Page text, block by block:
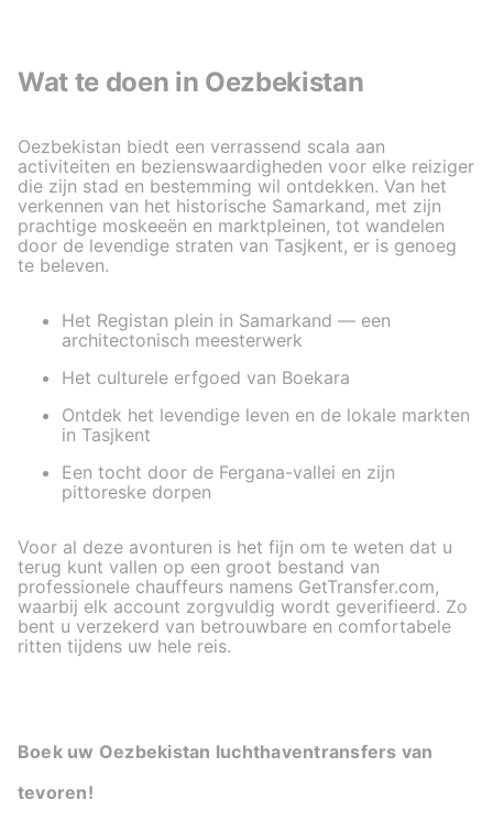
Wat te doen in Oezbekistan
Oezbekistan biedt een verrassend scala aan
activiteiten en bezienswaardigheden voor elke reiziger
die zijn stad en bestemming wil ontdekken. Van het
verkennen van het historische Samarkand, met zijn
prachtige moskeeën en marktpleinen, tot wandelen
door de levendige straten van Tasjkent, er is genoeg
te beleven.
Het Registan plein in Samarkand — een
architectonisch meesterwerk
Het culturele erfgoed van Boekara
Ontdek het levendige leven en de lokale markten
in Tasjkent
Een tocht door de Fergana-vallei en zijn
pittoreske dorpen
Voor al deze avonturen is het fijn om te weten dat u
terug kunt vallen op een groot bestand van
professionele chauffeurs namens GetTransfer.com,
waarbij elk account zorgvuldig wordt geverifieerd. Zo
bent u verzekerd van betrouwbare en comfortabele
ritten tijdens uw hele reis.
Boek uw Oezbekistan luchthaventransfers van
tevoren!